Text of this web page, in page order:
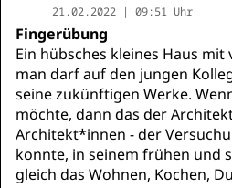
21.02.2022 | 09:51 Uhr
Fingerübung
Ein hübsches kleines Haus
man darf auf den jungen
seine zukünftigen Werke.
möchte, dann das der
Architekt*innen - der
konnte, in seinem frühen und
gleich das Wohnen, Kochen,